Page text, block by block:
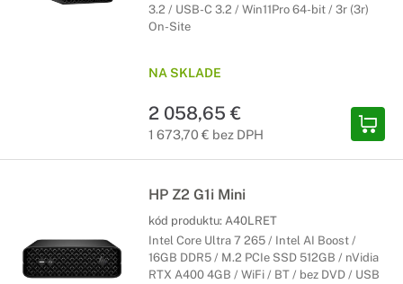
3.2 / USB-C 3.2 / Win11Pro 64-bit / 3r (3r)
On-Site
NA SKLADE
2 058,65 €
1 673,70 € bez DPH
HP Z2 G1i Mini
kód produktu: A40LRET
Intel Core Ultra 7 265 / Intel AI Boost /
16GB DDR5 / M.2 PCIe SSD 512GB / nVidia
RTX A400 4GB / WiFi / BT / bez DVD / USB